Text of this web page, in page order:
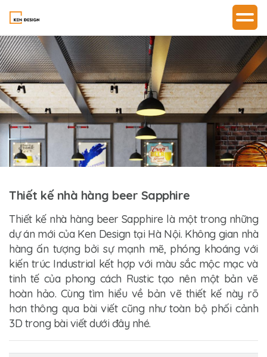
Thiết kế nhà hàng beer Sapphire
Thiết kế nhà hàng beer Sapphirelà một trong những
dự án mới của Ken Design tại Hà Nội. Không gian nhà
hàng ấn tượng bởi sự mạnh mẽ, phóng khoáng với
kiến trúc Industrial kết hợp với màu sắc mộc mạc và
tinh tế của phong cách Rustic tạo nên một bản vẽ
hoàn hảo. Cùng tìm hiểu về bản vẽ thiết kế này rõ
hơn thông qua bài viết cũng như toàn bộ phối cảnh
3D trong bài viết dưới đây nhé.